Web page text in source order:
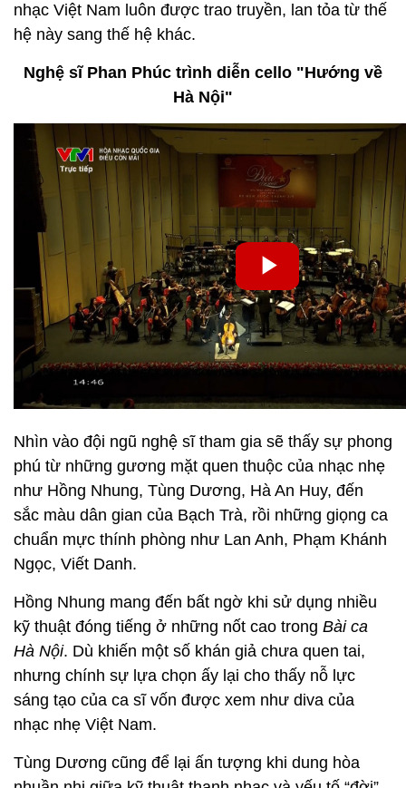
nhạc Việt Nam luôn được trao truyền, lan tỏa từ thế
hệ này sang thế hệ khác.
Nghệ sĩ Phan Phúc trình diễn cello "Hướng về
Hà Nội"
Nhìn vào đội ngũ nghệ sĩ tham gia sẽ thấy sự phong
phú từ những gương mặt quen thuộc của nhạc nhẹ
như Hồng Nhung, Tùng Dương, Hà An Huy, đến
sắc màu dân gian của Bạch Trà, rồi những giọng ca
chuẩn mực thính phòng như Lan Anh, Phạm Khánh
Ngọc, Viết Danh.
Hồng Nhung mang đến bất ngờ khi sử dụng nhiều
kỹ thuật đóng tiếng ở những nốt cao trong Bài ca
Hà Nội. Dù khiến một số khán giả chưa quen tai,
nhưng chính sự lựa chọn ấy lại cho thấy nỗ lực
sáng tạo của ca sĩ vốn được xem như diva của
nhạc nhẹ Việt Nam.
Tùng Dương cũng để lại ấn tượng khi dung hòa